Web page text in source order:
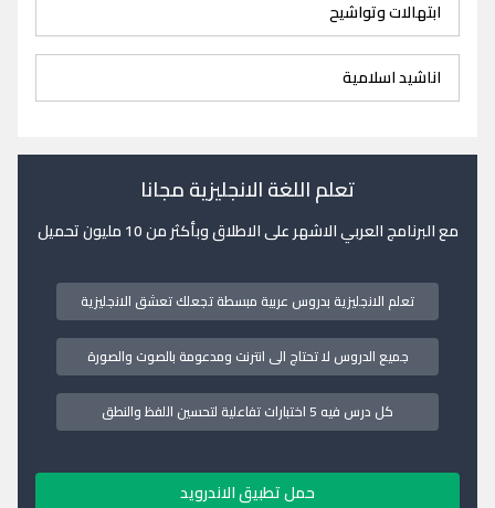
ابتهالات وتواشيح
اناشيد اسلامية
تعلم اللغة الانجليزية مجانا
مع البرنامج العربي الاشهر على الاطلاق وبأكثر من 10 مليون تحميل
تعلم الانجليزية بدروس عربية مبسطة تجعلك تعشق الانجليزية
جميع الدروس لا تحتاج الى انترنت ومدعومة بالصوت والصورة
كل درس فيه 5 اختبارات تفاعلية لتحسين اللفظ والنطق
حمل تطبيق الاندرويد